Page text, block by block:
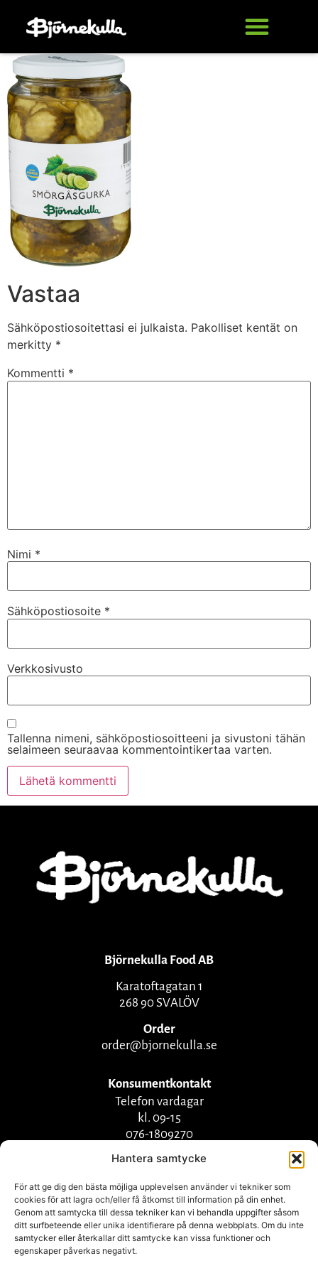
Hantera samtycke
För att ge dig den bästa möjliga upplevelsen använder vi tekniker som
cookies för att lagra och/eller få åtkomst till information på din enhet.
Genom att samtycka till dessa tekniker kan vi behandla uppgifter såsom
ditt surfbeteende eller unika identifierare på denna webbplats. Om du inte
samtycker eller återkallar ditt samtycke kan vissa funktioner och
egenskaper påverkas negativt.
Vastaa
Sähköpostiosoitettasi ei julkaista. Pakolliset kentät on
merkitty *
Kommentti *
Nimi *
Sähköpostiosoite *
Verkkosivusto
Tallenna nimeni, sähköpostiosoitteeni ja sivustoni tähän
selaimeen seuraavaa kommentointikertaa varten.
Björnekulla Food AB
Karatoftagatan 1
268 90 SVALÖV
Order
order@bjornekulla.se
Konsumentkontakt
Telefon vardagar
kl. 09-15
076-1809270